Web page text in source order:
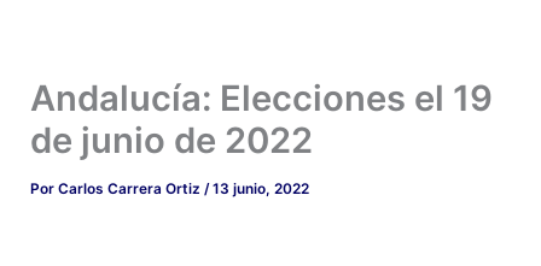
Andalucía: Elecciones el 19
de junio de 2022
PorCarlos Carrera Ortiz/13 junio, 2022